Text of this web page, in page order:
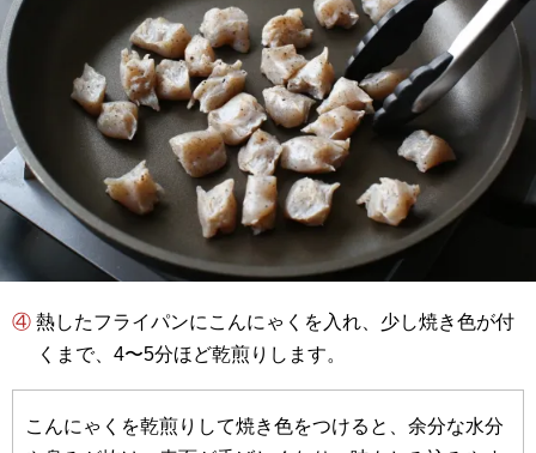
④ 熱したフライパンにこんにゃくを入れ、少し焼き色が付
くまで、4〜5分ほど乾煎りします。
こんにゃくを乾煎りして焼き色をつけると、余分な水分